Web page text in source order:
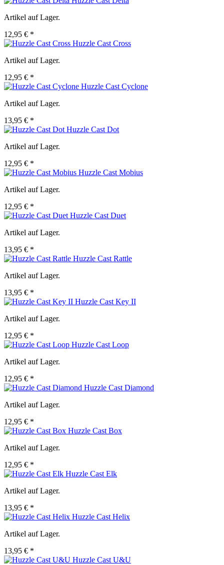
Artikel auf Lager.
12,95 € *
Huzzle Cast Cross
Artikel auf Lager.
12,95 € *
Huzzle Cast Cyclone
Artikel auf Lager.
13,95 € *
Huzzle Cast Dot
Artikel auf Lager.
12,95 € *
Huzzle Cast Mobius
Artikel auf Lager.
12,95 € *
Huzzle Cast Duet
Artikel auf Lager.
13,95 € *
Huzzle Cast Rattle
Artikel auf Lager.
13,95 € *
Huzzle Cast Key II
Artikel auf Lager.
12,95 € *
Huzzle Cast Loop
Artikel auf Lager.
12,95 € *
Huzzle Cast Diamond
Artikel auf Lager.
12,95 € *
Huzzle Cast Box
Artikel auf Lager.
12,95 € *
Huzzle Cast Elk
Artikel auf Lager.
13,95 € *
Huzzle Cast Helix
Artikel auf Lager.
13,95 € *
Huzzle Cast U&U